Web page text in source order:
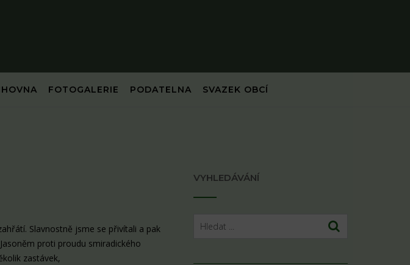
FOTOGALERIE PODATELNA SVAZEK OBCÍ
Slavnostně jsme se přivítali a pak
proti proudu smiradického
zastávek,
VYHLEDÁVÁNÍ